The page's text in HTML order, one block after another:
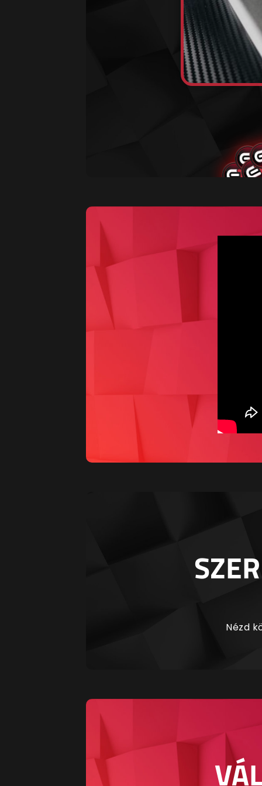
Nézd